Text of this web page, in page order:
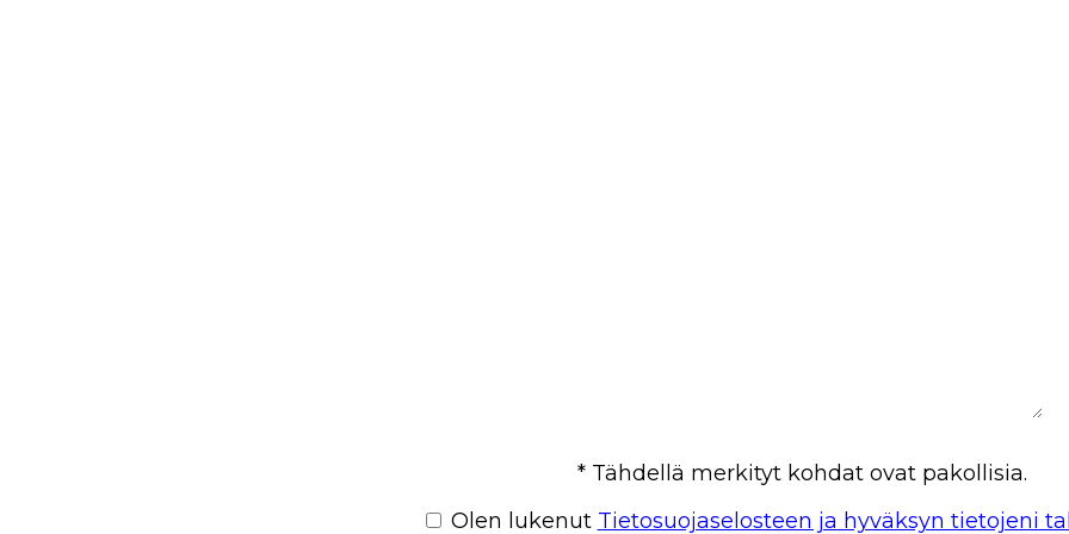
* Tähdellä merkityt kohdat ovat pakollisia.
Olen lukenut Tietosuojaselosteen ja hyväksyn tietojeni